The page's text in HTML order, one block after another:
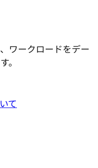
ワークロードをデー
。
て